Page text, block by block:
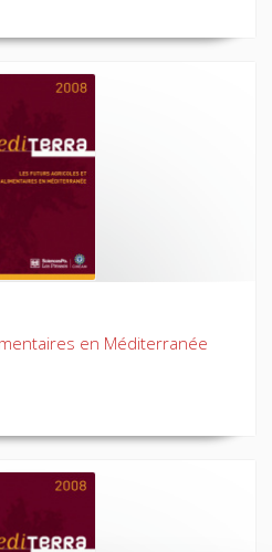
en Méditerranée